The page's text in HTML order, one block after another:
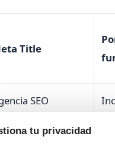
Title
SEO
tu privacidad